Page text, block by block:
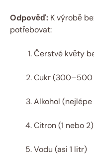
Odpověď: K výrobě
potřebovat:
Čerstvé květy
Cukr (300–500
Alkohol
Citron (1 nebo 2)
Vodu (asi 1 litr)